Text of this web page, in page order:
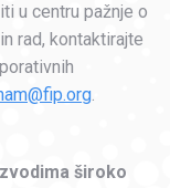
u centru pažnje o
rad, kontaktirajte
.
široko